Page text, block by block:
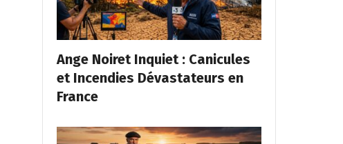
Ange Noiret Inquiet : Canicules
et Incendies Dévastateurs en
France